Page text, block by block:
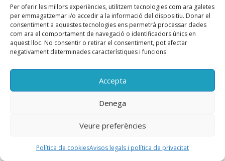
Per oferir les millors experiències, utilitzem tecnologies com ara galetes
per emmagatzemar i/o accedir a la informació del dispositiu. Donar el
consentiment a aquestes tecnologies ens permetrà processar dades
com ara el comportament de navegació o identificadors únics en
aquest lloc. No consentir o retirar el consentiment, pot afectar
negativament determinades característiques i funcions.
Accepta
Denega
Veure preferències
Política de cookiesAvisos legals i política de privacitat
Powered by:IDP serveis informàtics